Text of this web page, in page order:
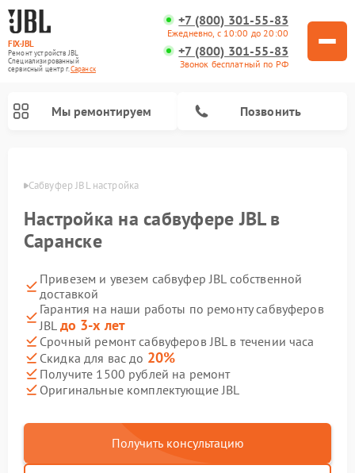
FIX-JBL
Ремонт устройств JBL
Специализированный
cервисный центр г.Саранск
+7 (800) 301-55-83
Ежедневно, с 10:00 до 20:00
+7 (800) 301-55-83
Звонок бесплатный по РФ
Мы ремонтируем Позвонить
Сабвуфер JBL настройка
Настройка на сабвуфере JBL в
Саранске
Привезем и увезем сабвуфер JBL собственной
доставкой
Гарантия на наши работы по ремонту сабвуферов
JBL до 3-х лет
Срочный ремонт сабвуферов JBL в течении часа
Скидка для вас до 20%
Получите 1500 рублей на ремонт
Оригинальные комплектующие JBL
Получить консультацию